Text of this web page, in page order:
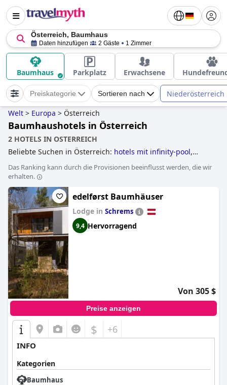
Österreich, Baumhaus
Daten hinzufügen 2 Gäste 1 Zimmer
Baumhaus Parkplatz Erwachsene
Preiskategorie Sortieren nach Niederösterreich
Welt > Europa > Österreich
Baumhaushotels in Österreich
2 HOTELS IN OSTERREICH
Beliebte Suchen in Österreich: hotels mit infinity-pool,
wasserrutsche, familienhotels,tennishotels,hotels mit
hundebetreuung
luxushotels,hotels mit fitnessstudio
pool,historische hotels,hotels, die einige nachhaltige
praktiken umgesetzt haben
,skihotels an der piste
mit pool,yoga hotels,wellnesshotels ,erwachsenenhotels
romantische hotels,hotels mit aquapark
hundefreundliche hotels
weinbergen, hotels mit whirlpool im zimmer
privatpool außergewöhnliche hotels
sterne-hotels, baumhaushotels
schlosshotels,hotels mit hallenbad
angeboten,behindertengerechte hotels
hotels mit kostenfreiem wlan
hotels mit kamin im zimmer,
hotels mit extra sicherheits und hygienevorschriften
Das Ranking kann durch die Provisionen beeinflusst werden, die wir
erhalten.
edelførst Baumhäuser
Lodge in Schrems
9,4 Hervorragend
Von 305 $
Preise anzeigen
$ +6
INFO
Kategorien
Baumhaus